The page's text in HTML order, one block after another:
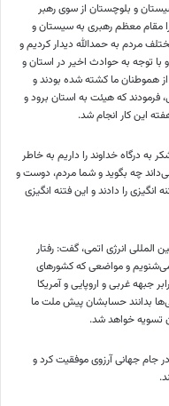
و بلوچستان از سوی رهبر
مقام معظم رهبری به سیستان و
مردم به حمدالله دیدار کردیم و
توجه به حوادث اخیر در استان و
هموطنان ما کشته شده بودند و
فرمودند که هیئت به استان برود و
این کار انجام شد.
به درگاه خداوند را داریم به خاطر
چه بگوید و شما مردم، دوست و
را دادند و این فتنه انگیزی
انرژی اتمی، گفت: رفتار
و مواضعی که کشورهای
جبهه غربی و اروپایی و آمریکا
و اروپایی‌ها بدانند حسابشان پیش ملت ما
تسویه خواهد شد.
جام جهانی آرزوی موفقیت کرد و